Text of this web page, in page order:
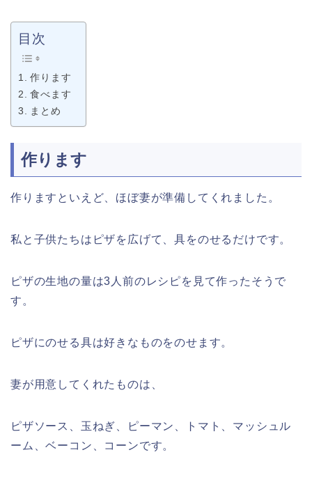
目次
作ります
食べます
まとめ
作ります
作りますといえど、ほぼ妻が準備してくれました。
私と子供たちはピザを広げて、具をのせるだけです。
ピザの生地の量は3人前のレシピを見て作ったそうで
す。
ピザにのせる具は好きなものをのせます。
妻が用意してくれたものは、
ピザソース、玉ねぎ、ピーマン、トマト、マッシュル
ーム、ベーコン、コーンです。